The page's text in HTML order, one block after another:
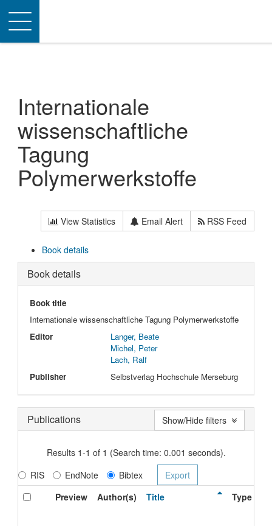
Toggle
navigation
Internationale
wissenschaftliche
Tagung
Polymerwerkstoffe
View Statistics Email Alert RSS Feed
Book details
Book details
Book title
Internationale wissenschaftliche Tagung Polymerwerkstoffe
Editor
Langer, Beate
Michel, Peter
Lach, Ralf
Publisher
Selbstverlag Hochschule Merseburg
Publications
Results 1-1 of 1 (Search time: 0.001 seconds).
RIS
EndNote
Bibtex
Preview
Author(s) Title Type